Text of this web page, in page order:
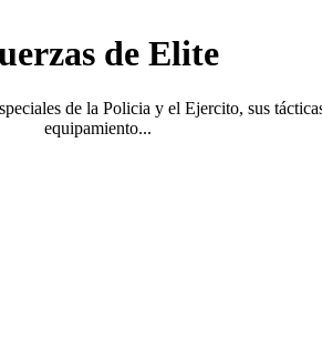
de Elite
de la Policia y el Ejercito, sus
equipamiento...